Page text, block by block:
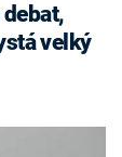
velký